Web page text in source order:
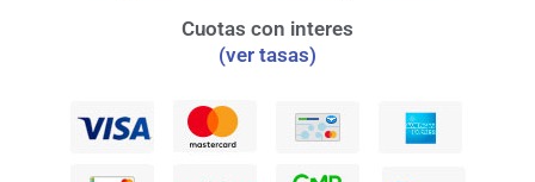
Cuotas con interes
(ver tasas)